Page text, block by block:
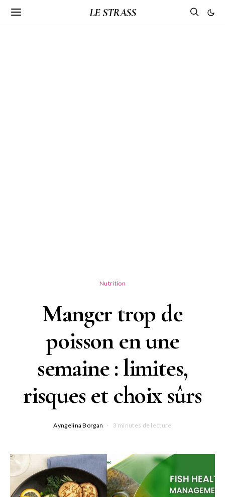
LE STRASS
Nutrition
Manger trop de
poisson en une
semaine : limites,
risques et choix sûrs
Ayngelina Borgan 3 minutes de lecture